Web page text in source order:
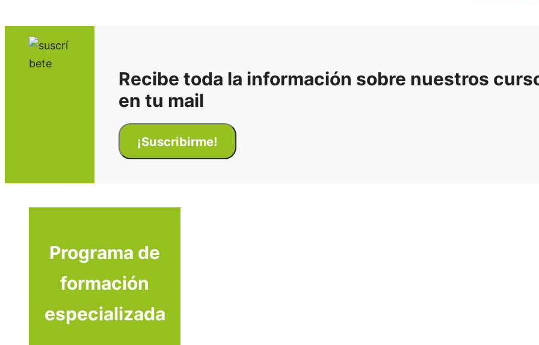
Recibe toda la información sobre nuestros
en tu mail
Programa de
formación
especializada